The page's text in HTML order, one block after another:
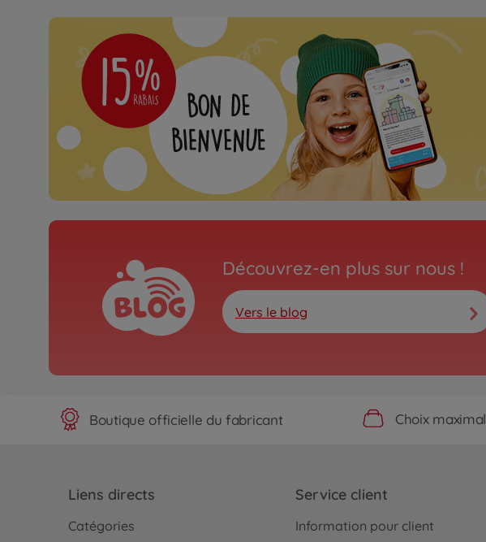
Découvrez-en plus sur nous !
Vers le blog
Boutique officielle du fabricant Choix maximal
Liens directs
Catégories
Service client
Information pour client